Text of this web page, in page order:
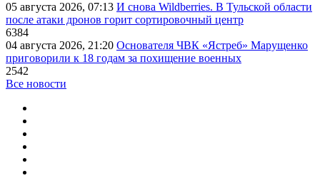
05 августа 2026, 07:13 И снова Wildberries. В Тульской области
после атаки дронов горит сортировочный центр
6384
04 августа 2026, 21:20 Основателя ЧВК «Ястреб» Марущенко
приговорили к 18 годам за похищение военных
2542
Все новости